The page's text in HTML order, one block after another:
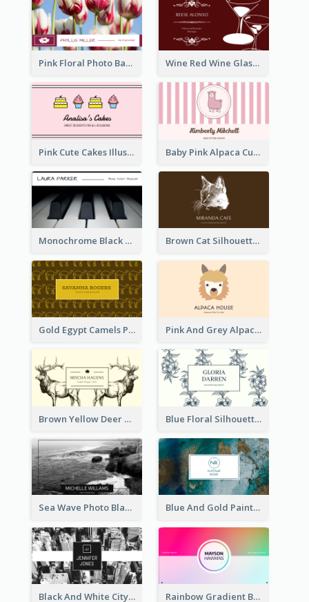
Pink Floral Photo Background Photographer Business Card Wine Red Wine Glass Bartender Business Card
Pink Cute Cakes Illustration Cake Shop Business Card Baby Pink Alpaca Cute Illustration Business Card
Monochrome Black Piano Music Business Card Brown Cat Silhouette Cafe Business Card
Gold Egypt Camels Patterns Illustration Business Card Pink And Grey Alpaca Illustration Business Card
Brown Yellow Deer Silhouette Business Card Blue Floral Silhouette Elegant Business Card
Sea Wave Photo Black And White Business Card Blue And Gold Painting Texture Business Card
Black And White City Photo Business Card Rainbow Gradient Background Business Card